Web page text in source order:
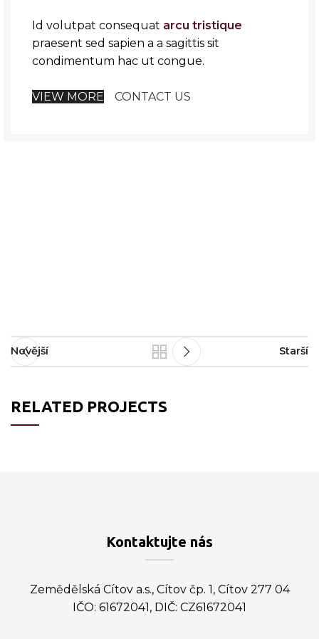
Id volutpat consequat arcu tristique
praesent sed sapien a a sagittis sit
condimentum hac ut congue.
VIEW MORE CONTACT US
Novější Starší
RELATED PROJECTS
Kontaktujte nás
Zemědělská Cítov a.s., Cítov čp. 1, Cítov 277 04
IČO: 61672041, DIČ: CZ61672041